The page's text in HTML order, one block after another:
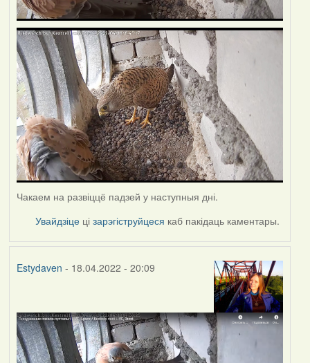
Чакаем на развіццё падзей у наступныя дні.
Увайдзіце цізарэгіструйцеся каб пакідаць каментары.
Estydaven - 18.04.2022 - 20:09